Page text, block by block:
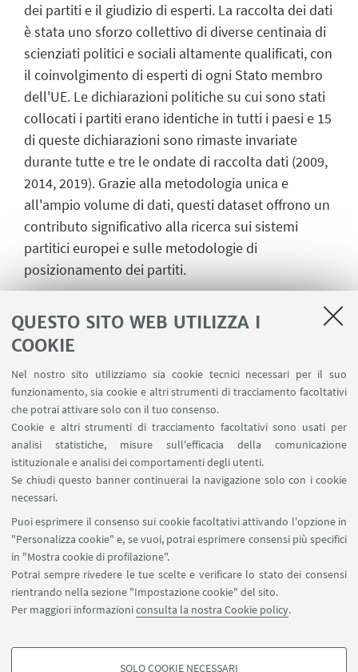
QUESTO SITO WEB UTILIZZA I
COOKIE
Nel nostro sito utilizziamo sia cookie tecnici necessari per il suo
funzionamento, sia cookie e altri strumenti di tracciamento facoltativi
che potrai attivare solo con il tuo consenso.
Cookie e altri strumenti di tracciamento facoltativi sono usati per
analisi statistiche, misure sull'efficacia della comunicazione
istituzionale e analisi dei comportamenti degli utenti.
Se chiudi questo banner continuerai la navigazione solo con i cookie
necessari.
Puoi esprimere il consenso sui cookie facoltativi attivando l'opzione in
"Personalizza cookie" e, se vuoi, potrai esprimere consensi più specifici
in "Mostra cookie di profilazione".
Potrai sempre rivedere le tue scelte e verificare lo stato dei consensi
rientrando nella sezione "Impostazione cookie" del sito.
Per maggiori informazioniconsulta la nostra Cookie policy.
SOLO COOKIE NECESSARI
dei partiti e il giudizio di esperti. La raccolta dei dati
è stata uno sforzo collettivo di diverse centinaia di
scienziati politici e sociali altamente qualificati, con
il coinvolgimento di esperti di ogni Stato membro
dell'UE. Le dichiarazioni politiche su cui sono stati
collocati i partiti erano identiche in tutti i paesi e 15
di queste dichiarazioni sono rimaste invariate
durante tutte e tre le ondate di raccolta dati (2009,
2014, 2019). Grazie alla metodologia unica e
all'ampio volume di dati, questi dataset offrono un
contributo significativo alla ricerca sui sistemi
partitici europei e sulle metodologie di
posizionamento dei partiti.
disponibili ai link sottostanti:
EU Profiler (2009) - party data (
data (download)
euandi (2014) - party and user data (
euandi2019 - party and user data (download)
EU Profiler/euandi trend file (2009-2019) – party
data (
Dutata progetto : 2009-present
Sito web:www.euandi.eu